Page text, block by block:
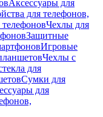
Аксессуары для
для телефонов,
Чехлы для
Защитные
Игровые
Чехлы с
для
Сумки для
для